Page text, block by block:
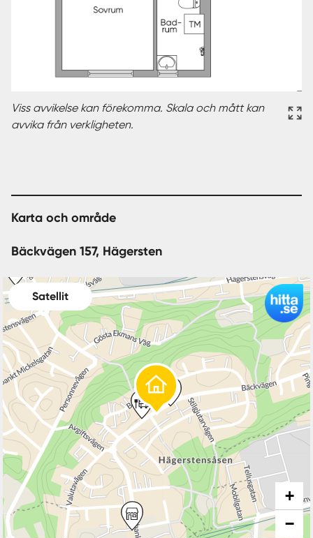
Viss avvikelse kan förekomma. Skala och mått kan
avvika från verkligheten.
Karta och område
Bäckvägen 157, Hägersten
Satellit
+
−